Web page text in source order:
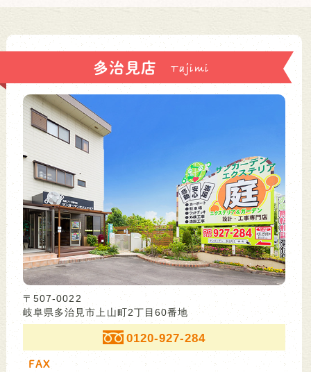
多治見店
〒507-0022
岐阜県多治見市上山町2丁目60番地
0120-927-284
FAX